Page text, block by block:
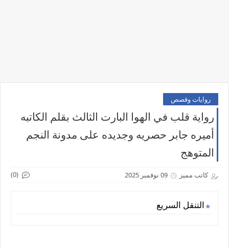
روايات وقصص
رواية قلب في الهوا البارت الثالث بقلم الكاتبه
أميره جابر حصريه وجديده على مدونة النجم
المتوهج
كاتب مميز 09 نوفمبر 2025 (0)
التنقل السريع